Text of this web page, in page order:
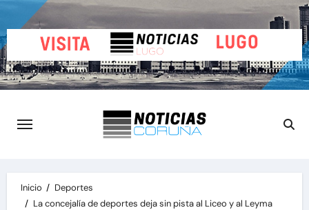
al
contenido
Inicio
Deportes
La concejalía de deportes deja sin pista al Liceo y al Leyma